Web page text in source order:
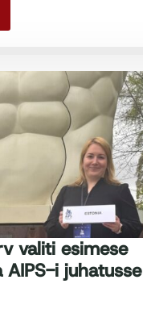
valiti esimese
AIPS-i juhatusse